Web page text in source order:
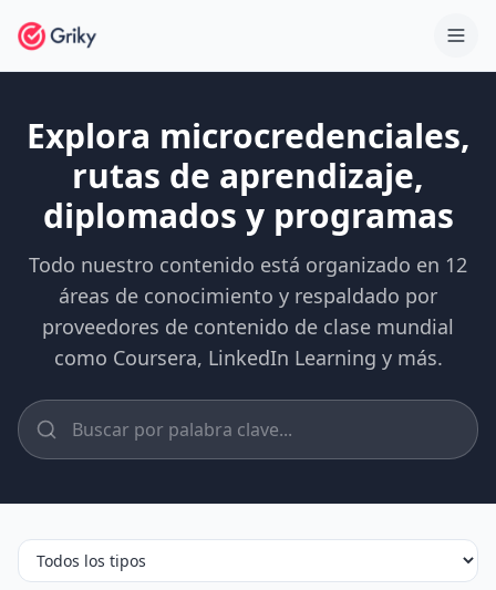
Explora microcredenciales,
rutas de aprendizaje,
diplomados y programas
Todo nuestro contenido está organizado en 12
áreas de conocimiento y respaldado por
proveedores de contenido de clase mundial
como Coursera, LinkedIn Learning y más.